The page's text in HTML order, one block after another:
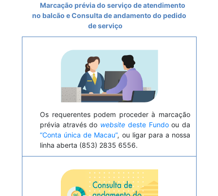
Marcação prévia do serviço de atendimento
no balcão e Consulta de andamento do pedido
de serviço
Os requerentes podem proceder à marcação
prévia através do website deste Fundoou da
“Conta única de Macau”, ou ligar para a nossa
linha aberta (853) 2835 6556.